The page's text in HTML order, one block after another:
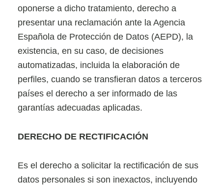
oponerse a dicho tratamiento, derecho a
presentar una reclamación ante la Agencia
Española de Protección de Datos (AEPD), la
existencia, en su caso, de decisiones
automatizadas, incluida la elaboración de
perfiles, cuando se transfieran datos a terceros
países el derecho a ser informado de las
garantías adecuadas aplicadas.
DERECHO DE RECTIFICACIÓN
Es el derecho a solicitar la rectificación de sus
datos personales si son inexactos, incluyendo